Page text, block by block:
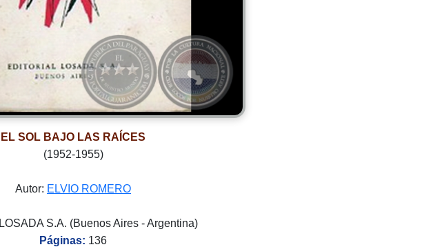
EL SOL BAJO LAS RAÍCES
(1952-1955)
Autor: ELVIO ROMERO
LOSADA S.A. (Buenos Aires - Argentina)
Páginas: 136